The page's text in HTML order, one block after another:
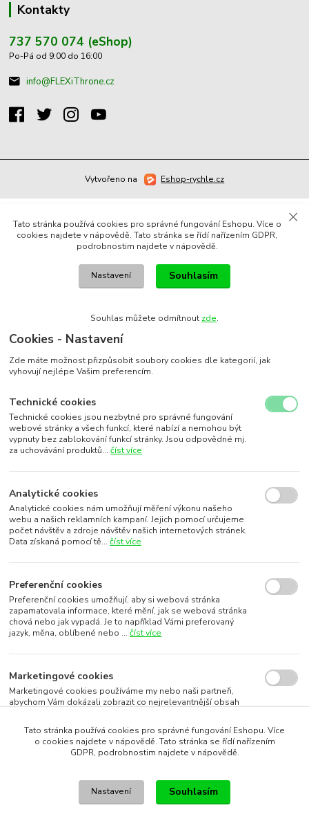
Kontakty
737 570 074 (eShop)
Po-Pá od 9:00 do 16:00
info@FLEXiThrone.cz
Vytvořeno na Eshop-rychle.cz
Tato stránka používá cookies pro správné fungování Eshopu. Více o
cookies najdete v nápovědě. Tato stránka se řídí nařízením GDPR,
podrobnostim najdete v nápovědě.
Nastavení Souhlasím
Souhlas můžete odmítnout zde.
Cookies - Nastavení
Zde máte možnost přizpůsobit soubory cookies dle kategorií, jak
vyhovují nejlépe Vašim preferencím.
Technické cookies
Technické cookies jsou nezbytné pro správné fungování
webové stránky a všech funkcí, které nabízí a nemohou být
vypnuty bez zablokování funkcí stránky. Jsou odpovědné mj.
za uchovávání produktů...číst více
Analytické cookies
Analytické cookies nám umožňují měření výkonu našeho
webu a našich reklamních kampaní. Jejich pomocí určujeme
počet návštěv a zdroje návštěv našich internetových stránek.
Data získaná pomocí tě...číst více
Preferenční cookies
Preferenční cookies umožňují, aby si webová stránka
zapamatovala informace, které mění, jak se webová stránka
chová nebo jak vypadá. Je to například Vámi preferovaný
jazyk, měna, oblíbené nebo ...číst více
Marketingové cookies
Marketingové cookies používáme my nebo naši partneři,
abychom Vám dokázali zobrazit co nejrelevantnější obsah
subjektů. To je možn... číst více
Souhlasím s využitím vybraných souborů cookies
Tato stránka používá cookies pro správné fungování Eshopu. Více
o cookies najdete v nápovědě. Tato stránka se řídí nařízením
GDPR, podrobnostim najdete v nápovědě.
Nastavení Souhlasím